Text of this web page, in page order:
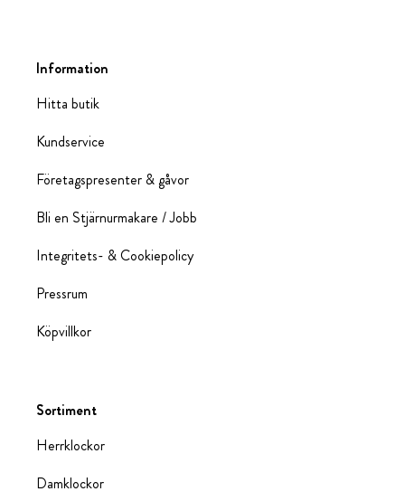
Information
Hitta butik
Kundservice
Företagspresenter & gåvor
Bli en Stjärnurmakare / Jobb
Integritets- & Cookiepolicy
Pressrum
Köpvillkor
Sortiment
Herrklockor
Damklockor